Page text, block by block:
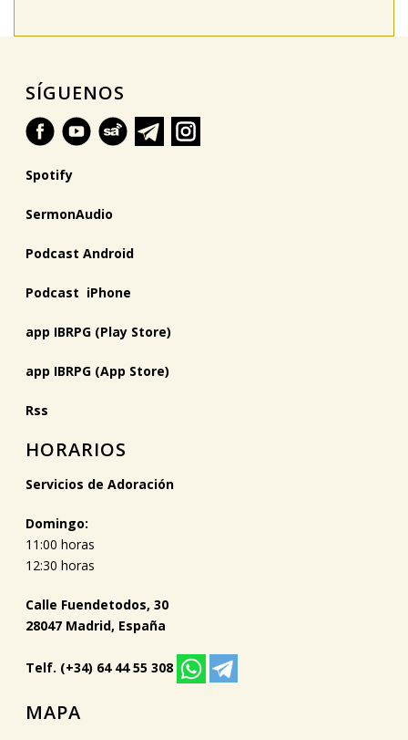
SÍGUENOS
Spotify
SermonAudio
Podcast Android
Podcast iPhone
app IBRPG (Play Store)
app IBRPG (App Store)
Rss
HORARIOS
Servicios de Adoración
Domingo:
11:00 horas
12:30 horas
Calle Fuendetodos, 30
28047 Madrid, España
Telf. (+34) 64 44 55 308
MAPA